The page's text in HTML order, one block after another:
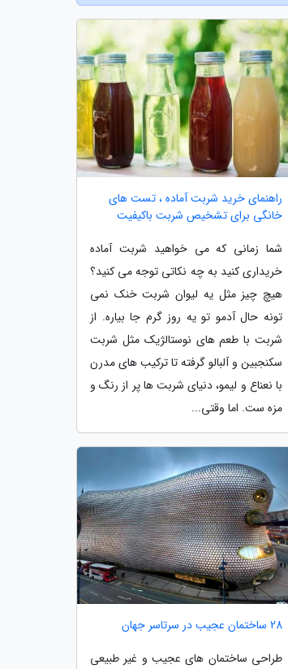
راهنمای خرید شربت آماده ، تست های
خانگی برای تشخیص شربت باکیفیت
شما زمانی که می خواهید شربت آماده
خریداری کنید به چه نکاتی توجه می کنید؟
هیچ چیز مثل یه لیوان شربت خنک نمی
تونه حال آدمو تو یه روز گرم جا بیاره. از
شربت با طعم های نوستالژیک مثل شربت
سکنجبین و آلبالو گرفته تا ترکیب های مدرن
با نعناع و لیمو، دنیای شربت ها پر از رنگ و
مزه ست. اما وقتی...
28 ساختمان عجیب در سرتاسر جهان
طراحی ساختمان های عجیب و غیر طبیعی